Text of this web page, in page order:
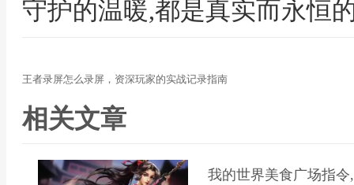
守护的温暖,都是真实而永恒
王者录屏怎么录屏，资深玩家的实战记录指南
相关文章
我的世界美食广场指